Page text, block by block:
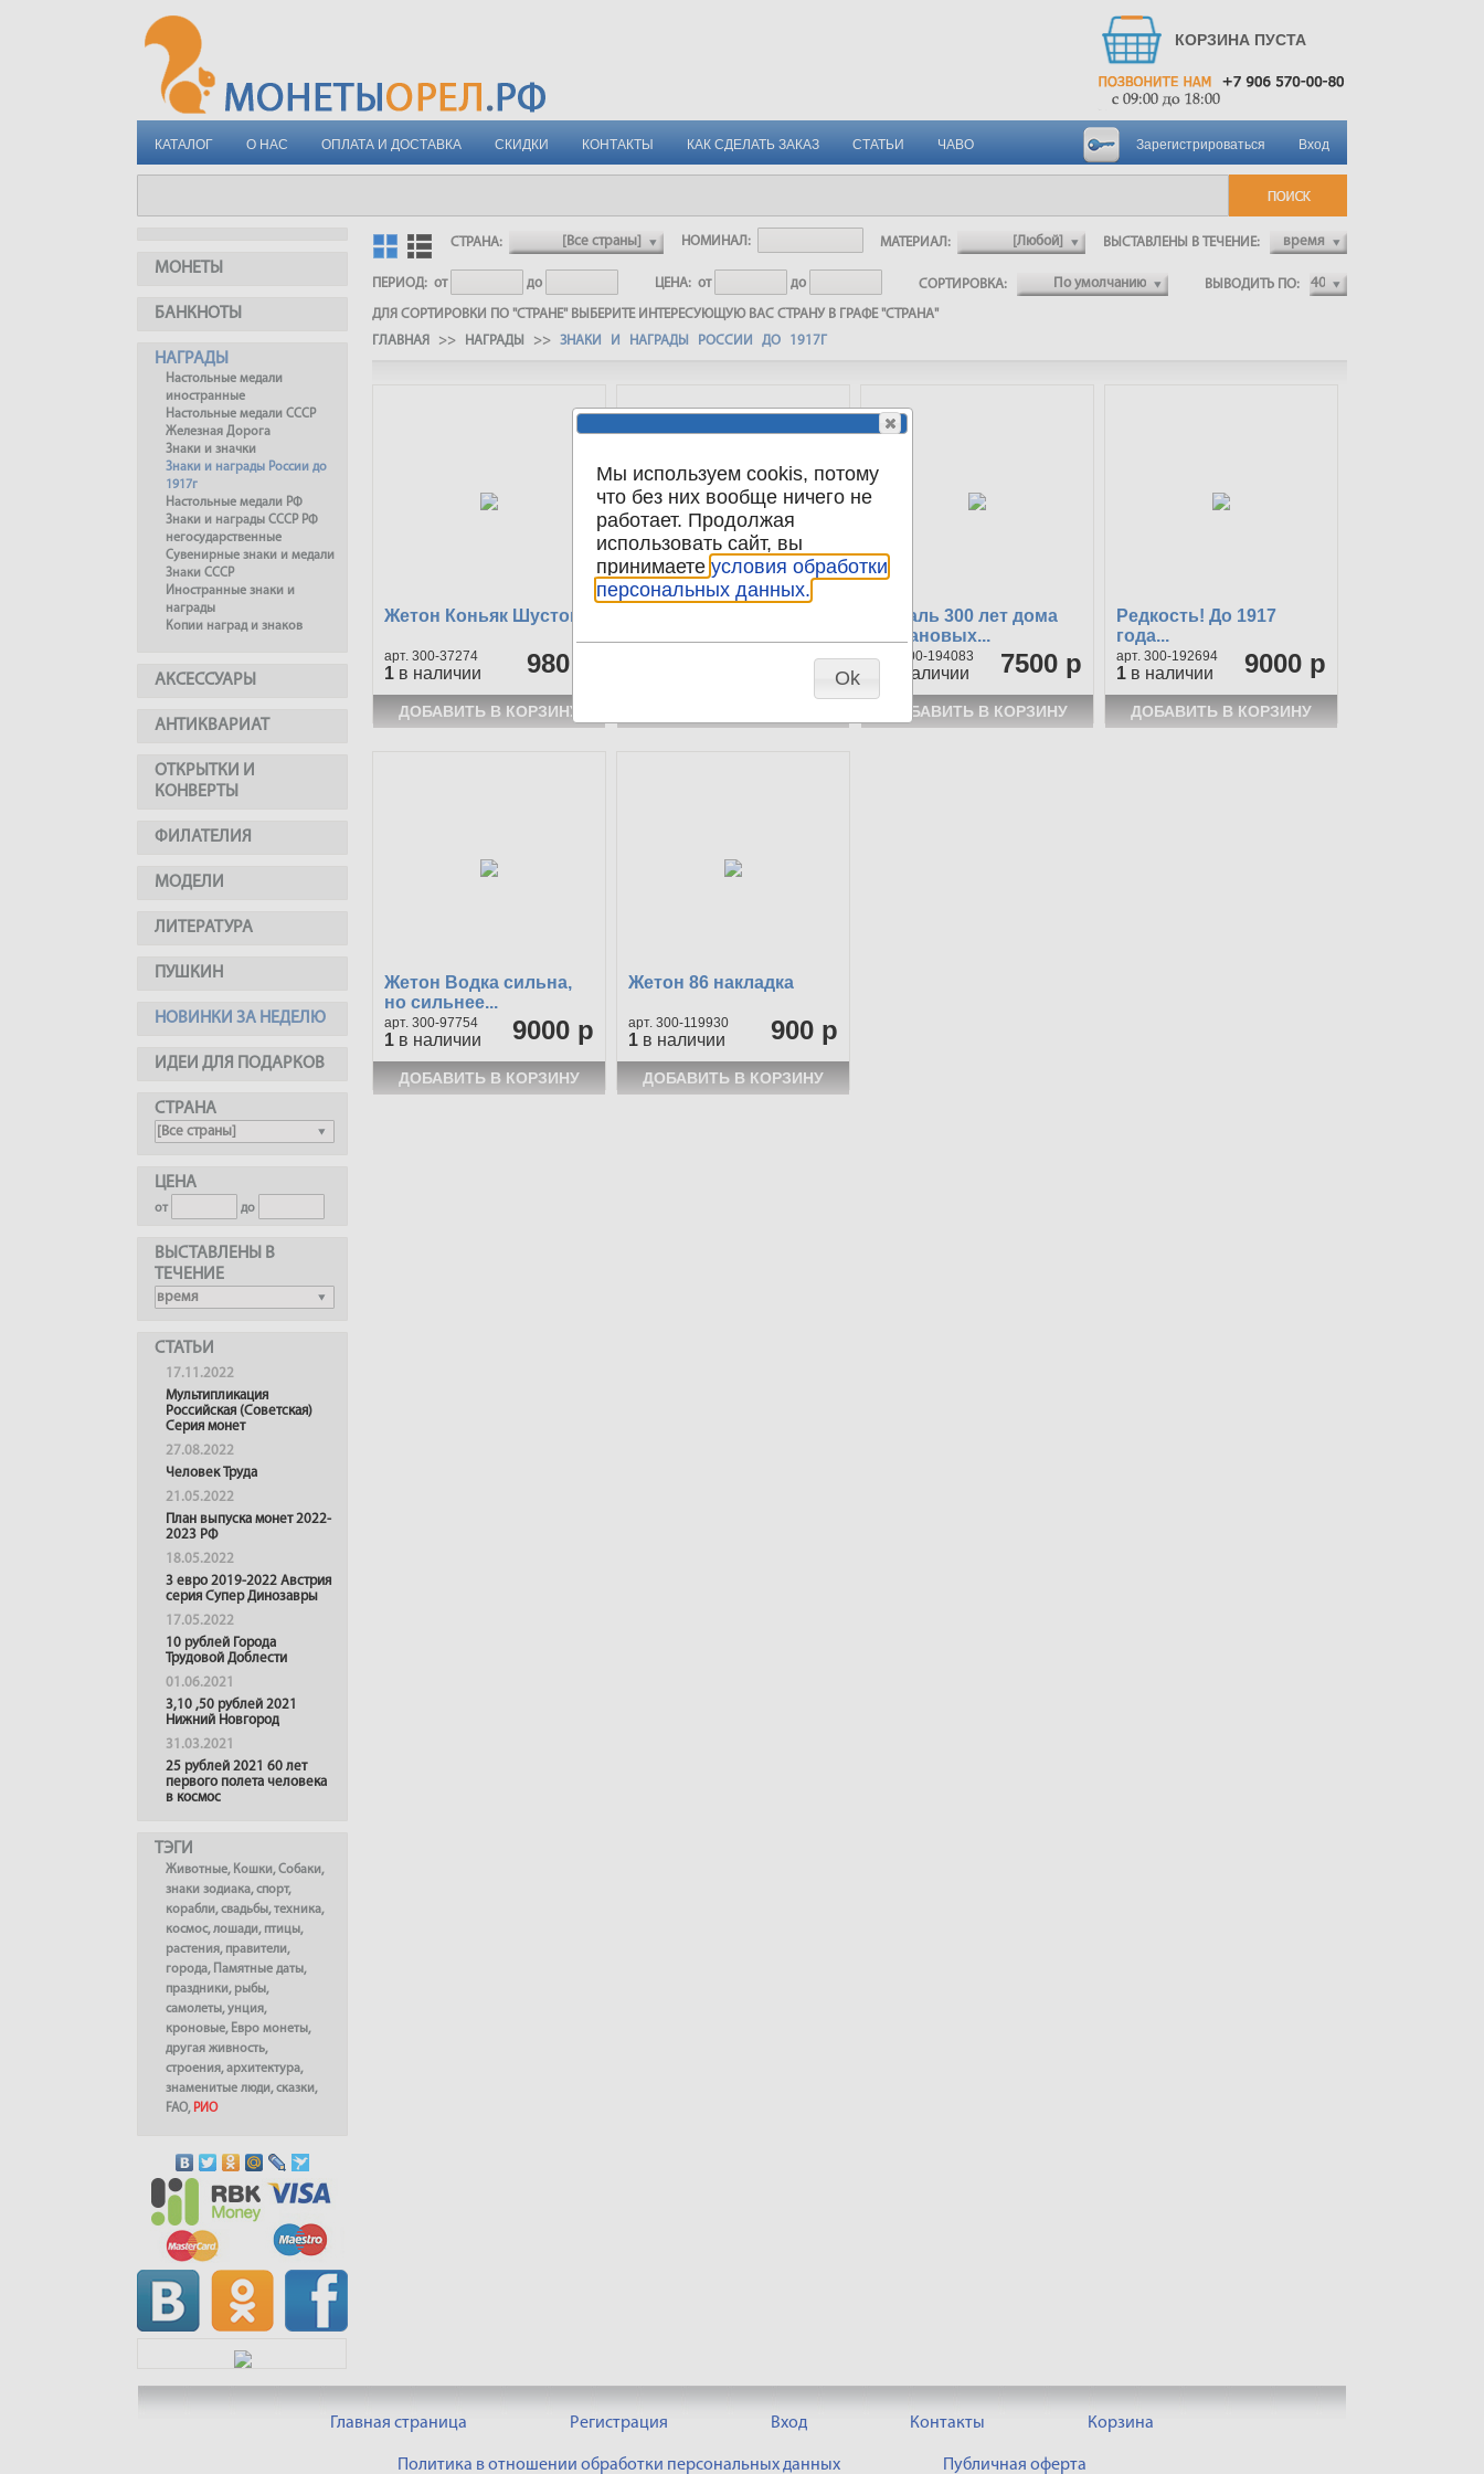
КОРЗИНА ПУСТА
КАТАЛОГ О НАС ОПЛАТА И ДОСТАВКА СКИДКИ КОНТАКТЫ КАК СДЕЛАТЬ ЗАКАЗ СТАТЬИ ЧАВО Вход
Зарегистрироваться
МОНЕТЫ
БАНКНОТЫ
НАГРАДЫ
Настольные медали
иностранные
Настольные медали СССР
Железная Дорога
Знаки и значки
Знаки и награды России до
1917г
Настольные медали РФ
Знаки и награды СССР РФ
негосударственные
Сувенирные знаки и медали
Знаки СССР
Иностранные знаки и
награды
Копии наград и знаков
АКСЕССУАРЫ
АНТИКВАРИАТ
ОТКРЫТКИ И
КОНВЕРТЫ
ФИЛАТЕЛИЯ
МОДЕЛИ
ЛИТЕРАТУРА
ПУШКИН
НОВИНКИ ЗА НЕДЕЛЮ
ИДЕИ ДЛЯ ПОДАРКОВ
СТРАНА
ЦЕНА
от до
ВЫСТАВЛЕНЫ В
ТЕЧЕНИЕ
СТАТЬИ
17.11.2022
Мультипликация
Российская (Советская)
Серия монет
27.08.2022
Человек Труда
21.05.2022
План выпуска монет 2022-
2023 РФ
18.05.2022
3 евро 2019-2022 Австрия
серия Супер Динозавры
17.05.2022
10 рублей Города
Трудовой Доблести
01.06.2021
3,10 ,50 рублей 2021
Нижний Новгород
31.03.2021
25 рублей 2021 60 лет
первого полета человека
в космос
ТЭГИ
Животные, Кошки,Собаки,
знаки зодиака,спорт,
корабли,свадьбы,техника,
космос,лошади, птицы,
растения, правители,
города, Памятные даты,
праздники, рыбы,
самолеты,унция,
кроновые, Евро монеты,
другая живность,
строения,архитектура,
знаменитые люди,сказки,
FAO, РИО
СТРАНА: НОМИНАЛ: МАТЕРИАЛ: ВЫСТАВЛЕНЫ В ТЕЧЕНИЕ:
ПЕРИОД: от до ЦЕНА: от до СОРТИРОВКА: ВЫВОДИТЬ ПО:
ДЛЯ СОРТИРОВКИ ПО "СТРАНЕ" ВЫБЕРИТЕ ИНТЕРЕСУЮЩУЮ ВАС СТРАНУ В ГРАФЕ "СТРАНА"
ГЛАВНАЯ
>> НАГРАДЫ >> ЗНАКИ И НАГРАДЫ РОССИИ ДО 1917Г
Жетон Коньяк Шустова
980 р
300-37274
1 в наличии 4800 р
Медаль 300 лет дома
Романовых...
7500 р
300-194083
в наличии
Редкость! До 1917
года...
9000 р
300-192694
1 в наличии
Жетон Водка сильна,
но сильнее...
9000 р
300-97754
1 в наличии
Жетон 86 накладка
900 р
300-119930
1 в наличии
Главная страница Регистрация Вход Контакты Корзина
Политика в отношении обработки персональных данных Публичная оферта
Мы используем cookis, потому
что без них вообще ничего не
работает. Продолжая
использовать сайт, вы
принимаете условия обработки
персональных данных.
Ok